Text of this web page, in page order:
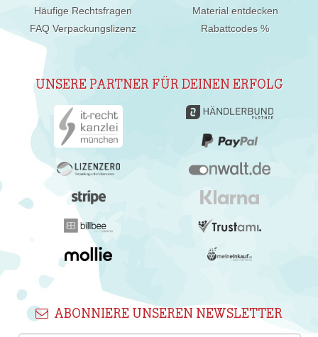
Häufige Rechtsfragen
FAQ Verpackungslizenz
Material entdecken
Rabattcodes %
UNSERE PARTNER FÜR DEINEN ERFOLG
ABONNIERE UNSEREN NEWSLETTER